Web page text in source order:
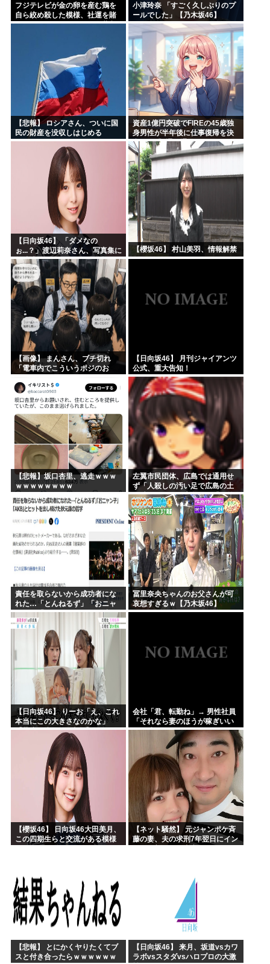
フジテレビが金の卵を産む鶏を
自ら絞め殺した模様、社運を賭
けたドル箱コンテンツが御蔵入
小津玲奈 「すごく久しぶりのプ
ールでした」【乃木坂46】
【悲報】 ロシアさん、ついに国
民の財産を没収しはじめる
資産1億円突破でFIREの45歳独
身男性が半年後に仕事復帰を決
意した「1通の通知」
【日向坂46】 「ダメなの
ぉ...？」渡辺莉奈さん、写真集に
興味津々
【櫻坂46】 村山美羽、情報解禁
【画像】 まんさん、ブチ切れ
「電車内でこういうポジのお
【日向坂46】 月刊ジャイアンツ
公式、重大告知！
【悲報】坂口杏里、逃走ｗｗｗ
ｗｗｗｗｗｗｗｗ
左翼市民団体、広島では通用せ
ず「人殺しの汚い足で広島の土
を踏むな！」→広島県民「お前
らの方が汚いんじゃ！」「ワシ
らが広島県民じゃ」
責任を取らないから成功者にな
れた…「とんねるず」「おニャ
ン子」「AKB」とヒットを出し
続けた秋元康の哲学！！！
冨里奈央ちゃんのお父さんが可
哀想すぎるｗ【乃木坂46】
【日向坂46】 りーお「え、これ
本当にこの大きさなのかな」
【藤嶌果歩 1st写真集】
会社「君、転勤ね」→ 男性社員
「それなら妻のほうが稼ぎいい
んで辞めます」⇒ 結果・・・
【櫻坂46】 日向坂46大田美月、
この四期生らと交流がある模様
【ネット騒然】 元ジャンポケ斉
藤の妻、夫の求刑7年翌日にイン
【悲報】 とにかくヤりたくてブ
スと付き合ったらｗｗｗｗｗｗ
【日向坂46】 来月、坂道vsカワ
ラボvsスタダvsハロプロの大激